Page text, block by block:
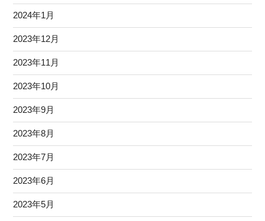
2024年1月
2023年12月
2023年11月
2023年10月
2023年9月
2023年8月
2023年7月
2023年6月
2023年5月